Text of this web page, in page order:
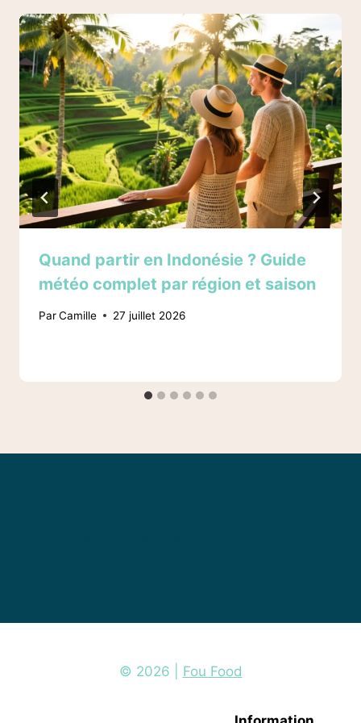
Quand partir en Indonésie ? Guide
météo complet par région et saison
ParCamille 27 juillet 2026
© 2026 | Fou Food